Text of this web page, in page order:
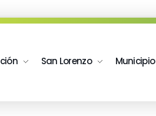
San Lorenzo Municipio